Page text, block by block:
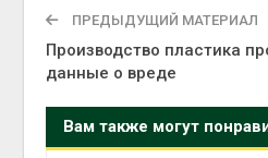
ПРЕДЫДУЩИЙ МАТЕРИАЛ
Производство пластика
данные о вреде
Вам также могут